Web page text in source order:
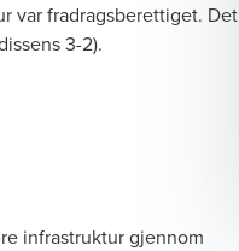
var fradragsberettiget. Det
3-2).
infrastruktur gjennom